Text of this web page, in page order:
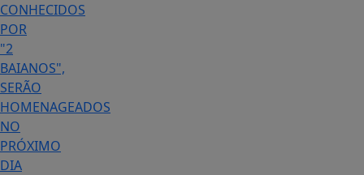
CONHECIDOS
POR
"2
BAIANOS",
SERÃO
HOMENAGEADOS
NO
PRÓXIMO
DIA